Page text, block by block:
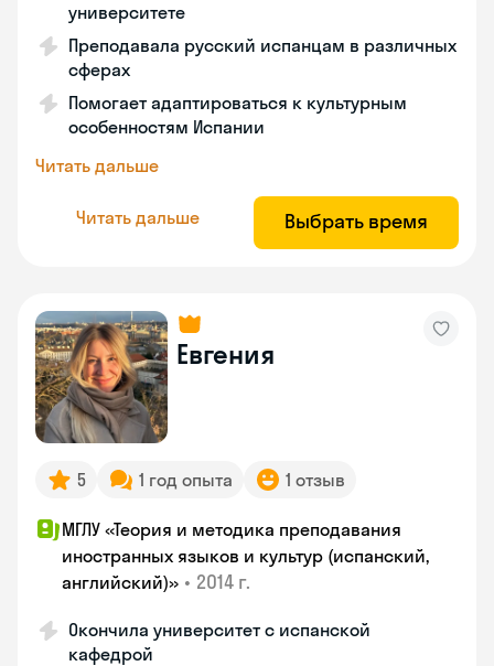
университете
Преподавала русский испанцам в различных
сферах
Помогает адаптироваться к культурным
особенностям Испании
Читать дальше
Читать дальше Выбрать время
Евгения
5 1 год опыта 1 отзыв
МГЛУ «Теория и методика преподавания
иностранных языков и культур (испанский,
английский)» • 2014 г.
Окончила университет с испанской
кафедрой